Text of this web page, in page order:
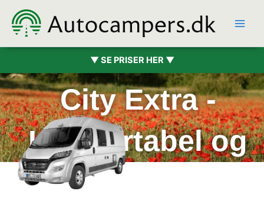
rett
innholdet
▼ SE PRISER HER ▼
City Extra -
Komfortabel og
nemm